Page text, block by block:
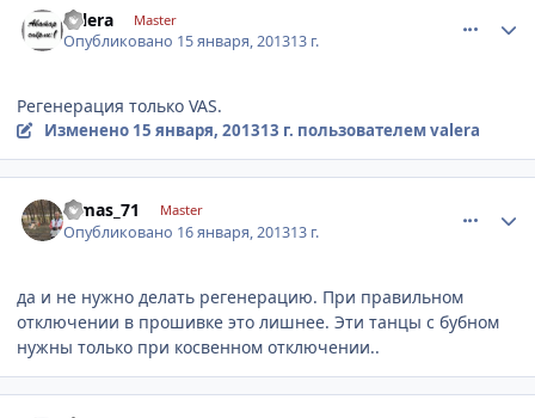
valera Master
Опубликовано 15 января, 201313 г.
Регенерация только VAS.
Изменено 15 января, 201313 г. пользователем valera
dimas_71 Master
Опубликовано 16 января, 201313 г.
да и не нужно делать регенерацию. При правильном
отключении в прошивке это лишнее. Эти танцы с бубном
нужны только при косвенном отключении..